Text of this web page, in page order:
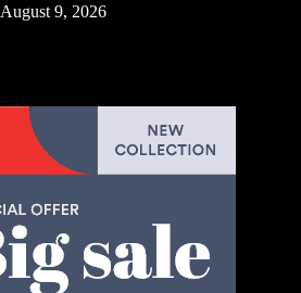
August 9, 2026